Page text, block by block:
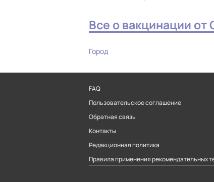
Все о вакцинации от
Город
FAQ
Пользовательское соглашение
Обратная связь
Контакты
Редакционная политика
Правила применения рекомендательных